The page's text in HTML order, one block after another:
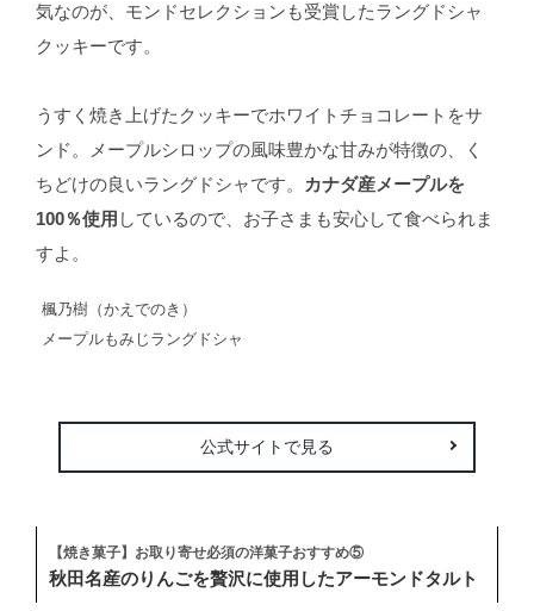
気なのが、モンドセレクションも受賞したラングドシャ
クッキーです。
うすく焼き上げたクッキーでホワイトチョコレートをサ
ンド。メープルシロップの風味豊かな甘みが特徴の、く
ちどけの良いラングドシャです。
カナダ産メープルを
100％使用 しているので、お子さまも安心して食べられま
すよ。
楓乃樹（かえでのき）
メープルもみじラングドシャ
公式サイトで見る
【焼き菓子】お取り寄せ必須の洋菓子おすすめ⑤
秋田名産のりんごを贅沢に使用したアーモンドタルト